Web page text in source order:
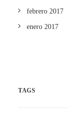
febrero 2017
enero 2017
TAGS